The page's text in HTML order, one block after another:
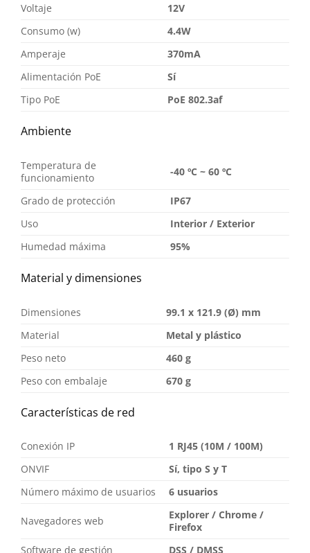
Voltaje
12V
Consumo (w)
4.4W
Amperaje
370mA
Alimentación PoE
Sí
Tipo PoE
PoE 802.3af
Ambiente
Temperatura de
funcionamiento
-40 ºC ~ 60 ºC
Grado de protección
IP67
Uso
Interior / Exterior
Humedad máxima
95%
Material y dimensiones
Dimensiones
99.1 x 121.9 (Ø) mm
Material
Metal y plástico
Peso neto
460 g
Peso con embalaje
670 g
Características de red
Conexión IP
1 RJ45 (10M / 100M)
ONVIF
Sí, tipo S y T
Número máximo de usuarios
6 usuarios
Navegadores web
Explorer / Chrome /
Firefox
Software de gestión
DSS / DMSS